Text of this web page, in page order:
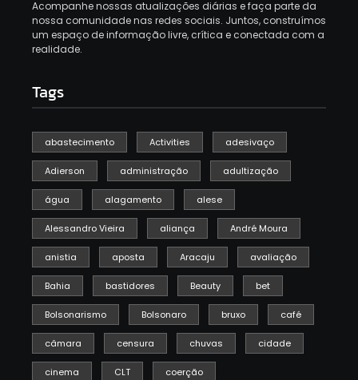
Acompanhe nossas atualizações diárias e faça parte da
nossa comunidade nas redes sociais. Juntos, construímos
um espaço de informação livre, crítica e conectada com a
realidade.
Tags
abastecimento Activities adesivaço
Adierson administração adultização
água alagamento alese
Alessandro Vieira aliança André Moura
anistia aposta Aracaju avaliação
Bahia bastidores Beauty bet
Bolsonarismo Bolsonaro bruxo café
câmara censura chuvas cidade
cinema CLT coerção